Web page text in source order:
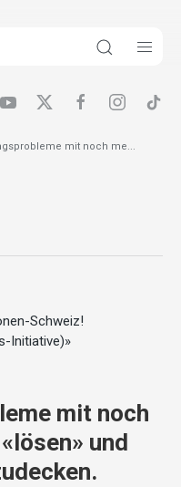
mit noch me...
Schweiz!
Initiative)»
mit noch
und